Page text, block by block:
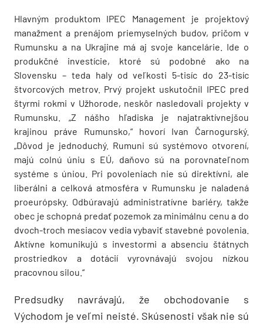
Hlavným produktom IPEC Management je projektový
manažment a prenájom priemyselných budov, pričom v
Rumunsku a na Ukrajine má aj svoje kancelárie. Ide o
produkčné investície, ktoré sú podobné ako na
Slovensku – teda haly od veľkosti 5-tisíc do 23-tisíc
štvorcových metrov. Prvý projekt uskutočnil IPEC pred
štyrmi rokmi v Užhorode, neskôr nasledovali projekty v
Rumunsku. „Z nášho hľadiska je najatraktívnejšou
krajinou práve Rumunsko,“ hovorí Ivan Čarnogurský.
„Dôvod je jednoduchý. Rumuni sú systémovo otvorení,
majú colnú úniu s EÚ, daňovo sú na porovnateľnom
systéme s úniou. Pri povoleniach nie sú direktívni, ale
liberálni a celková atmosféra v Rumunsku je naladená
proeurópsky. Odbúravajú administratívne bariéry, takže
obec je schopná predať pozemok za minimálnu cenu a do
dvoch-troch mesiacov vedia vybaviť stavebné povolenia.
Aktívne komunikujú s investormi a absenciu štátnych
prostriedkov a dotácií vyrovnávajú svojou nízkou
pracovnou silou.“
Predsudky navrávajú, že obchodovanie s
Východom je veľmi neisté. Skúsenosti však nie sú